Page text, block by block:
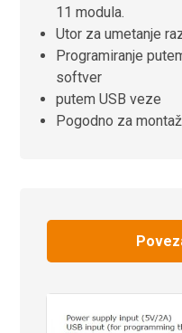
11 modula.
Utor za umetanje
Programiranje
softver
putem USB veze
Pogodno za